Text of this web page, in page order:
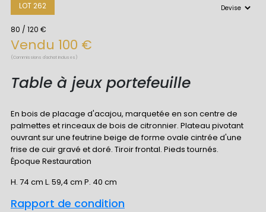
LOT 262
80 / 120 €
Vendu 100 €
(Commissions d'achat incluses)
Table à jeux portefeuille
En bois de placage d'acajou, marquetée en son centre de
palmettes et rinceaux de bois de citronnier. Plateau pivotant
ouvrant sur une feutrine beige de forme ovale cintrée d'une
frise de cuir gravé et doré. Tiroir frontal. Pieds tournés.
Époque Restauration
H. 74 cm L. 59,4 cm P. 40 cm
Rapport de condition